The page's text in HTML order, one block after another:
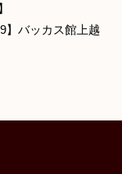
】バッカス館上越